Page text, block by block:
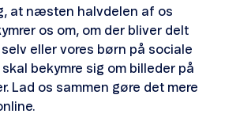
at næsten halvdelen af os
os om, om der bliver delt
eller vores børn på sociale
skal bekymre sig om billeder på
Lad os sammen gøre det mere